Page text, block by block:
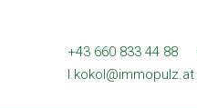
+43 660 833 44 88
l.kokol@immopulz.at